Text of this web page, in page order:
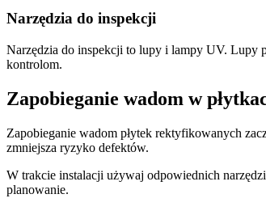
Narzędzia do inspekcji
Narzędzia do inspekcji to lupy i lampy UV. Lupy
kontrolom.
Zapobieganie wadom w
Zapobieganie wadom płytek rektyfikowanych
zmniejsza ryzyko defektów.
W trakcie instalacji używaj odpowiednich
planowanie.